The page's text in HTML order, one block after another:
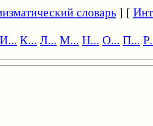
словарь] [
И... К... Л... М... Н... О... П...